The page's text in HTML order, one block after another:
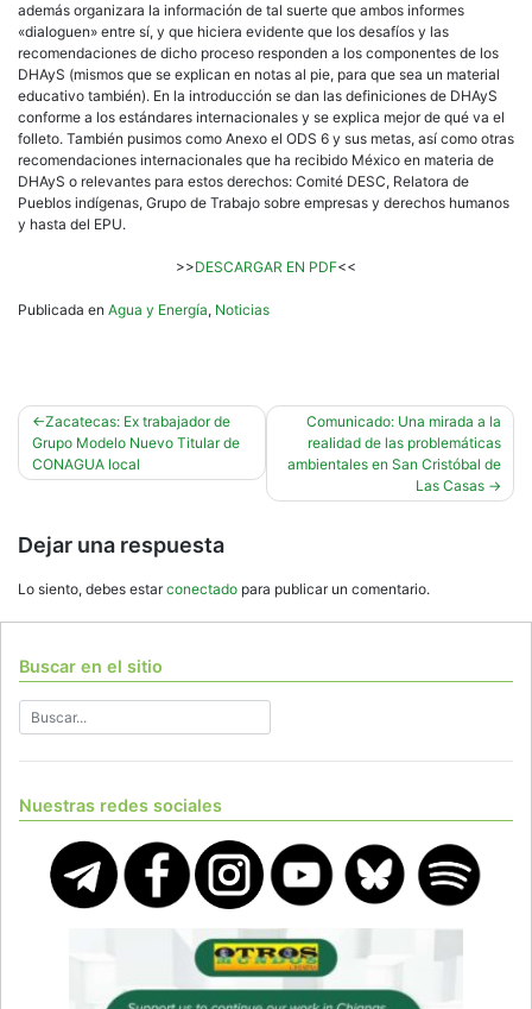
además organizara la información de tal suerte que ambos informes
«dialoguen» entre sí, y que hiciera evidente que los desafíos y las
recomendaciones de dicho proceso responden a los componentes de los
DHAyS (mismos que se explican en notas al pie, para que sea un material
educativo también). En la introducción se dan las definiciones de DHAyS
conforme a los estándares internacionales y se explica mejor de qué va el
folleto. También pusimos como Anexo el ODS 6 y sus metas, así como otras
recomendaciones internacionales que ha recibido México en materia de
DHAyS o relevantes para estos derechos: Comité DESC, Relatora de
Pueblos indígenas, Grupo de Trabajo sobre empresas y derechos humanos
y hasta del EPU.
>>DESCARGAR EN PDF<<
Publicada en Agua y Energía, Noticias
Navegación
de
Zacatecas: Ex trabajador de
Grupo Modelo Nuevo Titular de
CONAGUA local
Comunicado: Una mirada a la
realidad de las problemáticas
ambientales en San Cristóbal de
Las Casas
Dejar una respuesta
Lo siento, debes estarconectado para publicar un comentario.
Buscar en el sitio
Nuestras redes sociales